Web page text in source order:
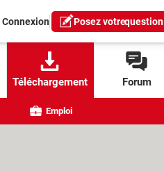
Connexion Posez votrequestion
Téléchargement Forum
Emploi